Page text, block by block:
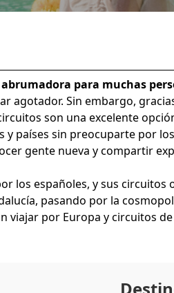
para muchas
agotador. Sin embargo,
son una excelente
y países sin preocuparte por
gente nueva y compartir
los españoles, y sus
pasando por la
viajar por Europa ycircuitos